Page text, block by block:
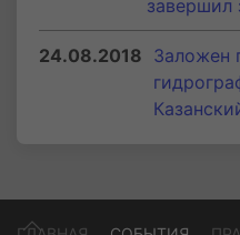
завершил
24.08.2018 Заложен